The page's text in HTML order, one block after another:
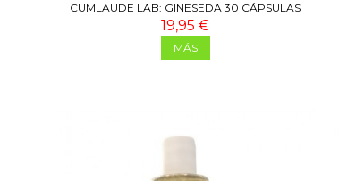
CUMLAUDE LAB: GINESEDA 30 CÁPSULAS
19,95 €
MÁS